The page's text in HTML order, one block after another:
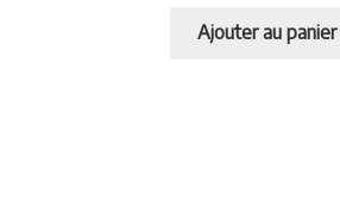
Ajouter au panier